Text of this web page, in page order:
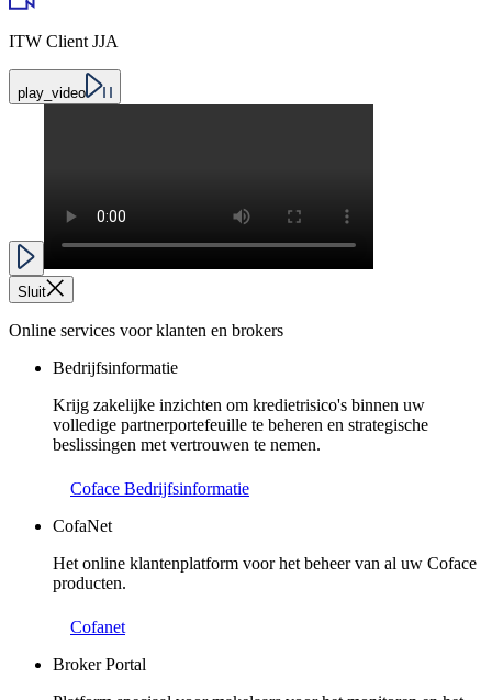
ITW Client JJA
play_video
Sluit
Online services voor klanten en brokers
Bedrijfsinformatie
Krijg zakelijke inzichten om kredietrisico's binnen uw
volledige partnerportefeuille te beheren en strategische
beslissingen met vertrouwen te nemen.
Coface Bedrijfsinformatie
CofaNet
Het online klantenplatform voor het beheer van al uw Coface
producten.
Cofanet
Broker Portal